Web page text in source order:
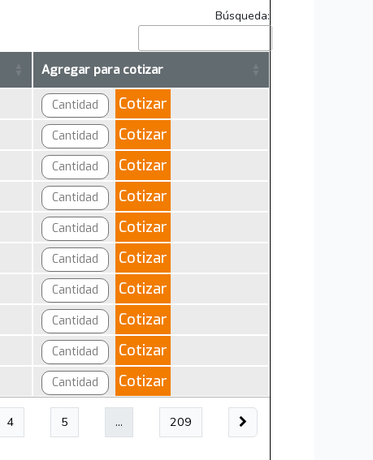
Búsqueda:
Agregar para cotizar
Cotizar
Cotizar
Cotizar
Cotizar
Cotizar
Cotizar
Cotizar
Cotizar
Cotizar
Cotizar
4 5 … 209